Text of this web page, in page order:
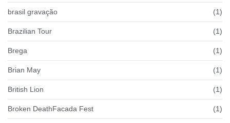
brasil gravação (1)
Brazilian Tour (1)
Brega (1)
Brian May (1)
British Lion (1)
Broken DeathFacada Fest (1)